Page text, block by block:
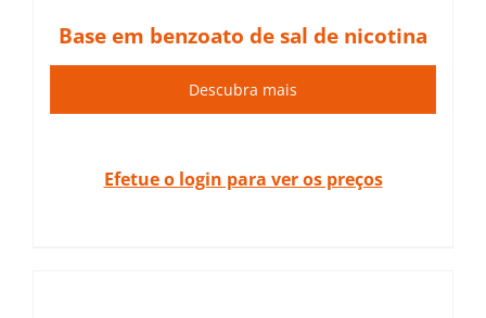
Base em benzoato de sal de nicotina
Descubra mais
Efetue o login para ver os preços